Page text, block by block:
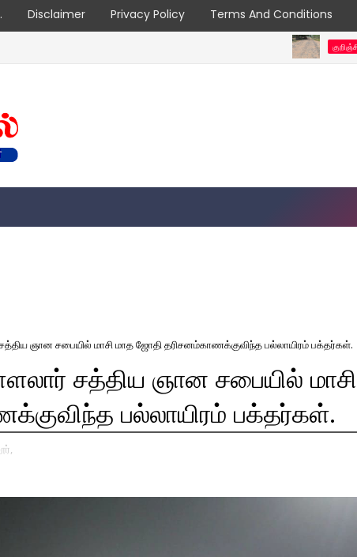
Disclaimer Privacy Policy Terms And Conditions
குறிஞ்சிப்பாடி
ஞான சபையில் மாசி மாத ஜோதி தரிசனம்காணக்குவிந்த பல்லாயிரம் பக்தர்கள்.
சத்திய ஞான சபையில்
பல்லாயிரம் பக்தர்கள்.